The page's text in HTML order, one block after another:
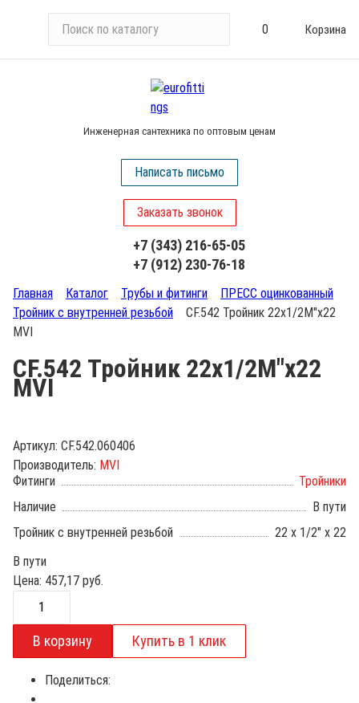
и
у
0 Корзина
Инженерная сантехника по оптовым ценам
Написать письмо
Заказать звонок
+7 (343) 216-65-05
+7 (912) 230-76-18
Главная Каталог Трубы и фитинги
ПРЕСС оцинкованный
Тройник с внутренней резьбой
CF.542 Тройник 22х1/2М"х22
MVI
CF.542 Тройник 22х1/2М"х22
MVI
Артикул: CF.542.060406
Производитель: MVI
Фитинги
Тройники
Наличие
В пути
Тройник с внутренней резьбой
22 х 1/2" х 22
В пути
Цена: 457,17 руб.
Поделиться: